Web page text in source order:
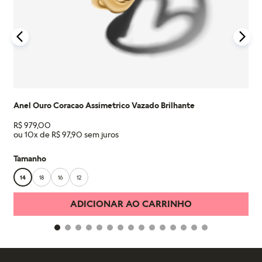
detalhes na nossa seção de FAQ.
Anel Ouro Coracao Assimetrico Vazado Brilhante
R$979,00
ou 10x de R$97,90
Tamanho
14 18 16 12
ADICIONAR AO CARRINHO